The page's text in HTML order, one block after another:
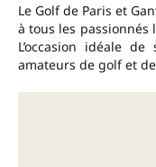
Le Golf de Paris et
à tous les passionnés
L’occasion idéale
amateurs de golf et